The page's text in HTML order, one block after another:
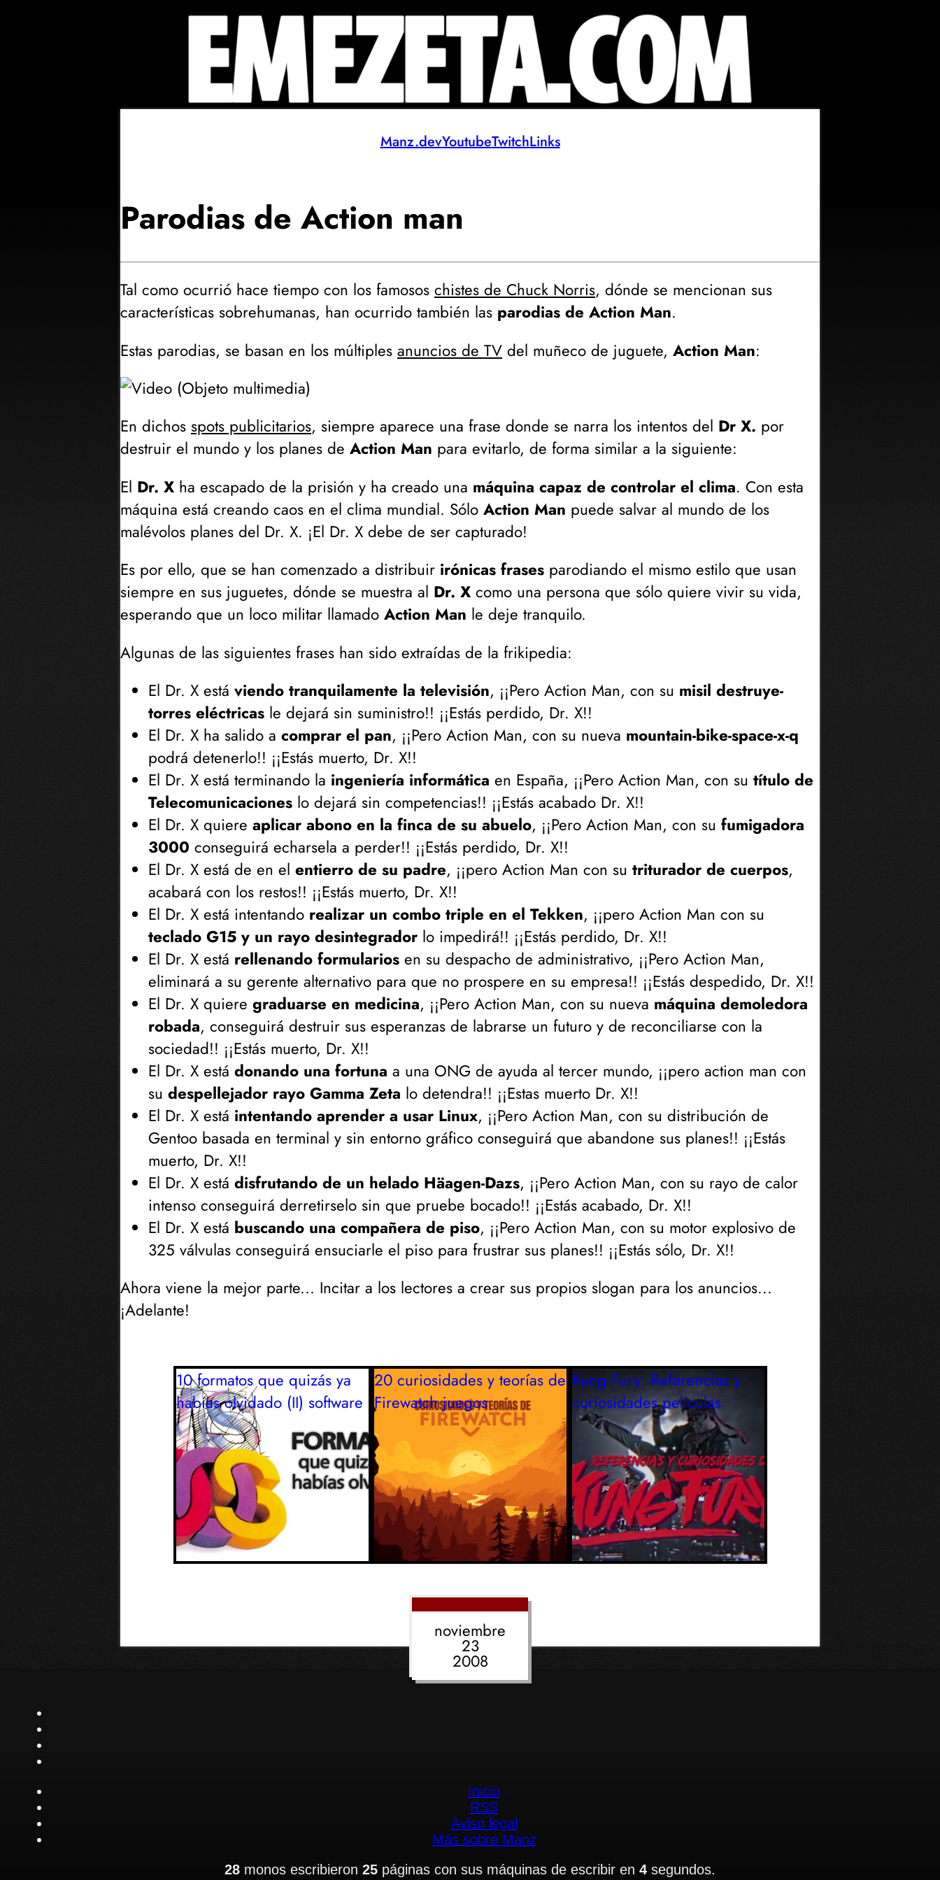
Manz.devYoutubeTwitchLinks
Parodias de Action man
Tal como ocurrió hace tiempo con los famosos chistes de Chuck Norris, dónde se mencionan sus
características sobrehumanas, han ocurrido también las parodias de Action Man.
Estas parodias, se basan en los múltiples anuncios de TV del muñeco de juguete, Action Man:
En dichos spots publicitarios, siempre aparece una frase donde se narra los intentos del Dr X. por
destruir el mundo y los planes de Action Man para evitarlo, de forma similar a la siguiente:
El Dr. X ha escapado de la prisión y ha creado una máquina capaz de controlar el clima. Con esta
máquina está creando caos en el clima mundial. Sólo Action Man puede salvar al mundo de los
malévolos planes del Dr. X. ¡El Dr. X debe de ser capturado!
Es por ello, que se han comenzado a distribuir irónicas frases parodiando el mismo estilo que usan
siempre en sus juguetes, dónde se muestra al Dr. X como una persona que sólo quiere vivir su vida,
esperando que un loco militar llamado Action Man le deje tranquilo.
Algunas de las siguientes frases han sido extraídas de la frikipedia:
El Dr. X está viendo tranquilamente la televisión, ¡¡Pero Action Man, con su misil destruye-
torres eléctricas le dejará sin suministro!! ¡¡Estás perdido, Dr. X!!
El Dr. X ha salido a comprar el pan, ¡¡Pero Action Man, con su nueva mountain-bike-space-x-q
podrá detenerlo!! ¡¡Estás muerto, Dr. X!!
El Dr. X está terminando la ingeniería informática en España, ¡¡Pero Action Man, con su título de
Telecomunicaciones lo dejará sin competencias!! ¡¡Estás acabado Dr. X!!
El Dr. X quiere aplicar abono en la finca de su abuelo, ¡¡Pero Action Man, con su fumigadora
3000 conseguirá echarsela a perder!! ¡¡Estás perdido, Dr. X!!
El Dr. X está de en el entierro de su padre, ¡¡pero Action Man con su triturador de cuerpos,
acabará con los restos!! ¡¡Estás muerto, Dr. X!!
El Dr. X está intentando realizar un combo triple en el Tekken, ¡¡pero Action Man con su
teclado G15 y un rayo desintegrador lo impedirá!! ¡¡Estás perdido, Dr. X!!
El Dr. X está rellenando formularios en su despacho de administrativo, ¡¡Pero Action Man,
eliminará a su gerente alternativo para que no prospere en su empresa!! ¡¡Estás despedido, Dr. X!!
El Dr. X quiere graduarse en medicina, ¡¡Pero Action Man, con su nueva máquina demoledora
robada, conseguirá destruir sus esperanzas de labrarse un futuro y de reconciliarse con la
sociedad!! ¡¡Estás muerto, Dr. X!!
El Dr. X está donando una fortuna a una ONG de ayuda al tercer mundo, ¡¡pero action man con
su despellejador rayo Gamma Zeta lo detendra!! ¡¡Estas muerto Dr. X!!
El Dr. X está intentando aprender a usar Linux, ¡¡Pero Action Man, con su distribución de
Gentoo basada en terminal y sin entorno gráfico conseguirá que abandone sus planes!! ¡¡Estás
muerto, Dr. X!!
El Dr. X está disfrutando de un helado Häagen-Dazs, ¡¡Pero Action Man, con su rayo de calor
intenso conseguirá derretirselo sin que pruebe bocado!! ¡¡Estás acabado, Dr. X!!
El Dr. X está buscando una compañera de piso, ¡¡Pero Action Man, con su motor explosivo de
325 válvulas conseguirá ensuciarle el piso para frustrar sus planes!! ¡¡Estás sólo, Dr. X!!
Ahora viene la mejor parte... Incitar a los lectores a crear sus propios slogan para los anuncios...
¡Adelante!
10 formatos que quizás ya
habías olvidado (II) software
20 curiosidades y teorías de
Firewatch juegos
Kung Fury: Referencias y
curiosidades peliculas
noviembre
23
2008
Inicio
RSS
Aviso legal
Más sobre Manz
28 monos escribieron 25 páginas con sus máquinas de escribir en 4 segundos.